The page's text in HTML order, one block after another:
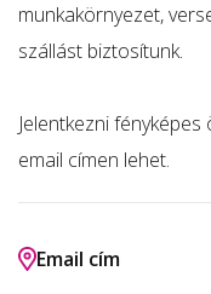
munkakörnyezet,
szállást biztosítunk.
Jelentkezni
email címen lehet.
Email cím